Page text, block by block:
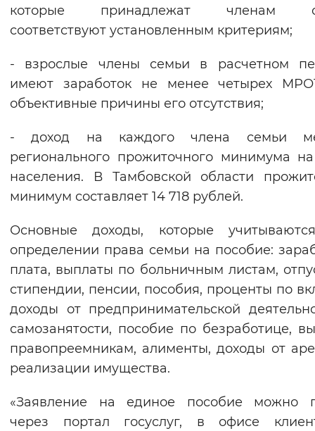
которые принадлежат членам
соответствуют установленным критериям;
- взрослые члены семьи в расчетном
имеют заработок не менее четырех
объективные причины его отсутствия;
- доход на каждого члена семьи
регионального прожиточного минимума
населения. В Тамбовской области
минимум составляет 14 718 рублей.
Основные доходы, которые
определении права семьи на пособие:
плата, выплаты по больничным листам,
стипендии, пенсии, пособия, проценты по
доходы от предпринимательской
самозанятости, пособие по безработице,
правопреемникам, алименты, доходы от
реализации имущества.
«Заявление на единое пособие можно
через портал госуслуг, в офисе